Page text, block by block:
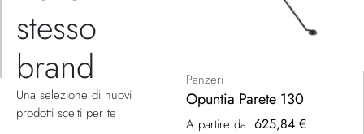
stesso
brand
Una selezione di nuovi
prodotti scelti per te
Panzeri
Opuntia Parete 130
A partire da 625,84 €